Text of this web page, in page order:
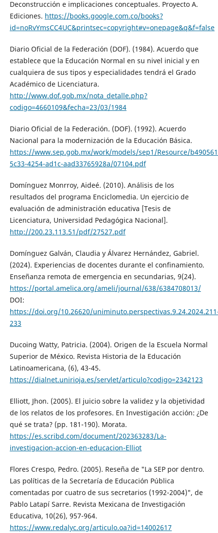
Deconstrucción e implicaciones conceptuales. Proyecto A.
Ediciones. https://books.google.com.co/books?
id=noRvYmsCC4UC&printsec=copyright#v=onepage&q&f=false
Diario Oficial de la Federación (DOF). (1984). Acuerdo que
establece que la Educación Normal en su nivel inicial y en
cualquiera de sus tipos y especialidades tendrá el Grado
Académico de Licenciatura.
http://www.dof.gob.mx/nota_detalle.php?
codigo=4660109&fecha=23/03/1984
Diario Oficial de la Federación. (DOF). (1992). Acuerdo
Nacional para la modernización de la Educación Básica.
https://www.sep.gob.mx/work/models/sep1/Resource/
5c33-4254-ad1c-aad33765928a/07104.pdf
Domínguez Monrroy, Aideé. (2010). Análisis de los
resultados del programa Enciclomedia. Un ejercicio de
evaluación de administración educativa [Tesis de
Licenciatura, Universidad Pedagógica Nacional].
http://200.23.113.51/pdf/27527.pdf
Domínguez Galván, Claudia y Álvarez Hernández, Gabriel.
(2024). Experiencias de docentes durante el confinamiento.
Enseñanza remota de emergencia en secundarias, 9(24).
https://portal.amelica.org/ameli/journal/638/6384708013/
DOI:
https://doi.org/10.26620/
233
Ducoing Watty, Patricia. (2004). Origen de la Escuela Normal
Superior de México. Revista Historia de la Educación
Latinoamericana, (6), 43-45.
https://dialnet.unirioja.es/servlet/articulo?codigo=2342123
Elliott, Jhon. (2005). El juicio sobre la validez y la objetividad
de los relatos de los profesores. En Investigación acción: ¿De
qué se trata? (pp. 181-190). Morata.
https://es.scribd.com/document/202363283/La-
investigacion-accion-en-educacion-Elliot
Flores Crespo, Pedro. (2005). Reseña de "La SEP por dentro.
Las políticas de la Secretaría de Educación Pública
comentadas por cuatro de sus secretarios (1992-2004)", de
Pablo Latapí Sarre. Revista Mexicana de Investigación
Educativa, 10(26), 957-964.
https://www.redalyc.org/articulo.oa?id=14002617